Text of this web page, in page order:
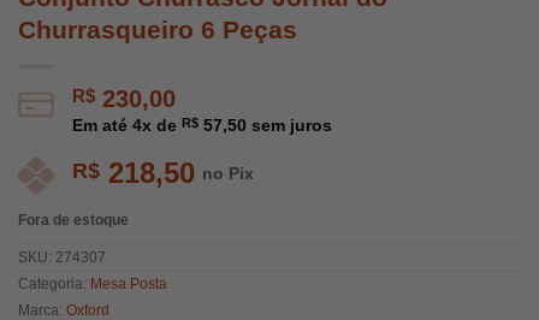
Churrasqueiro 6 Peças
R$ 230,00
Em até 4x de R$ 57,50 sem juros
R$ 218,50 no Pix
Fora de estoque
SKU: 274307
Categoria: Mesa Posta
Marca: Oxford